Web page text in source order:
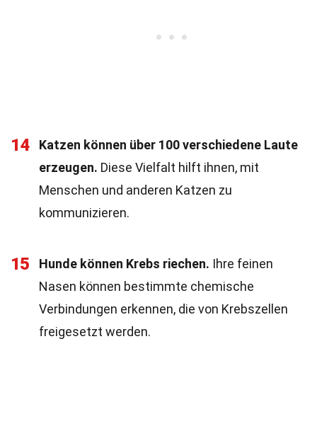
14
Katzen können über 100 verschiedene Laute
erzeugen. Diese Vielfalt hilft ihnen, mit
Menschen und anderen Katzen zu
kommunizieren.
15 Hunde können Krebs riechen. Ihre feinen
Nasen können bestimmte chemische
Verbindungen erkennen, die von Krebszellen
freigesetzt werden.